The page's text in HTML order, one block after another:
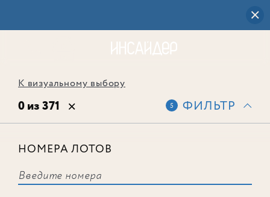
К визуальному выбору
0 из 371 5 ФИЛЬТР
НОМЕРА ЛОТОВ
соответствует ни одного лота